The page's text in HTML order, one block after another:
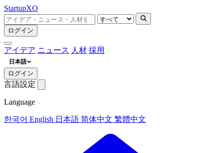
StartupXO
ログイン
アイデア ニュース 人材 採用
日本語
ログイン
言語設定
Language
한국어 English 日本語 简体中文 繁體中文